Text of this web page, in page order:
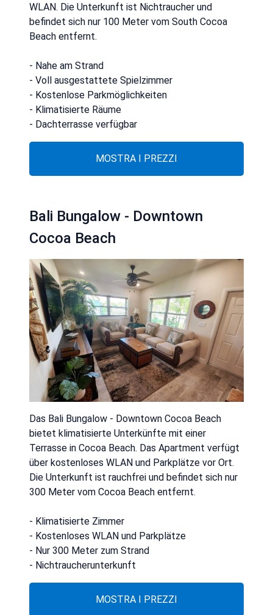
WLAN. Die Unterkunft ist Nichtraucher und
befindet sich nur 100 Meter vom South Cocoa
Beach entfernt.
- Nahe am Strand
- Voll ausgestattete Spielzimmer
- Kostenlose Parkmöglichkeiten
- Klimatisierte Räume
- Dachterrasse verfügbar
MOSTRA I PREZZI
Bali Bungalow - Downtown
Cocoa Beach
Das Bali Bungalow - Downtown Cocoa Beach
bietet klimatisierte Unterkünfte mit einer
Terrasse in Cocoa Beach. Das Apartment verfügt
über kostenloses WLAN und Parkplätze vor Ort.
Die Unterkunft ist rauchfrei und befindet sich nur
300 Meter vom Cocoa Beach entfernt.
- Klimatisierte Zimmer
- Kostenloses WLAN und Parkplätze
- Nur 300 Meter zum Strand
- Nichtraucherunterkunft
MOSTRA I PREZZI